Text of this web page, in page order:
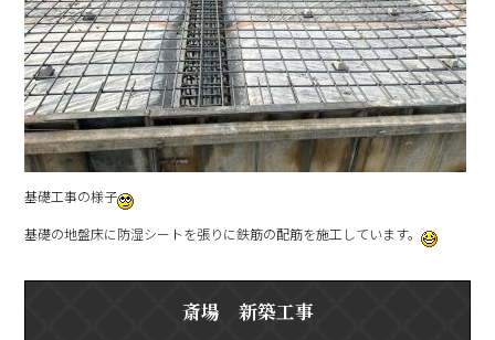
基礎工事の様子
基礎の地盤床に防湿シートを張りに鉄筋の配筋を施工しています。
斎場 新築工事